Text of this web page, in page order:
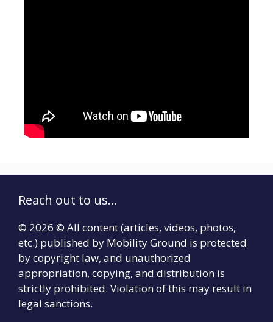
Reach out to us...
© 2026 © All content (articles, videos, photos,
etc.) published by Mobility Ground is protected
by copyright law, and unauthorized
appropriation, copying, and distribution is
strictly prohibited. Violation of this may result in
legal sanctions.